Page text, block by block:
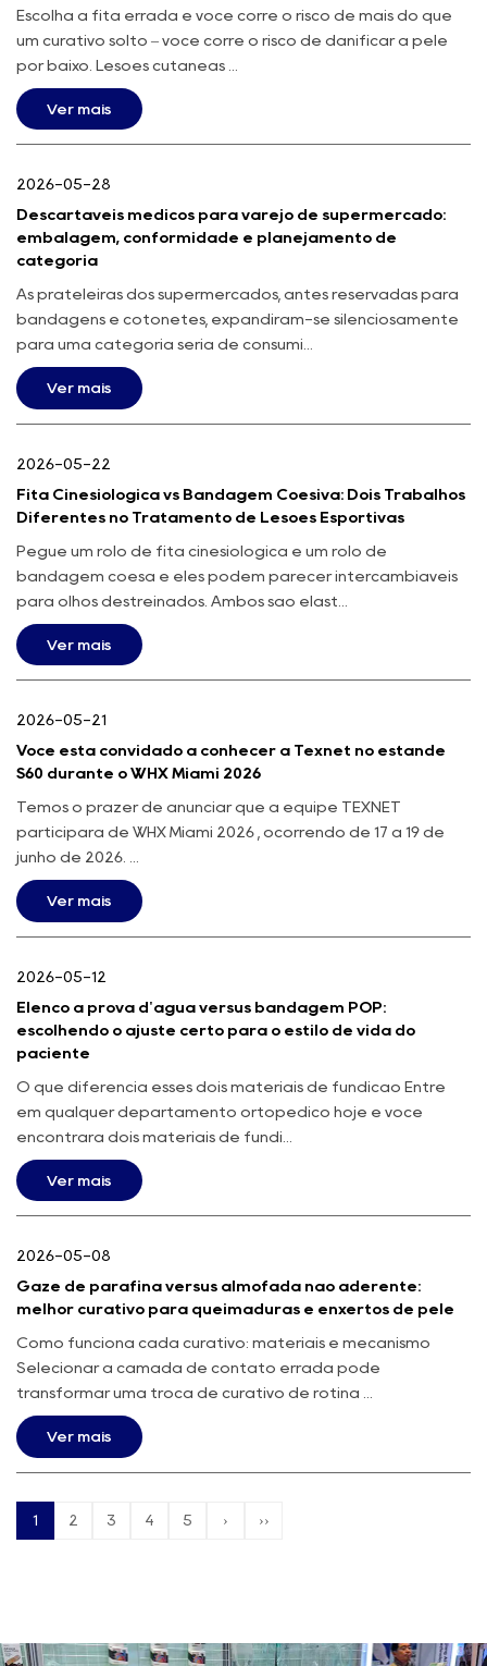
Escolha a fita errada e você corre o risco de mais do que
um curativo solto – você corre o risco de danificar a pele
por baixo. Lesões cutâneas ...
Ver mais
2026-05-28
Descartáveis médicos para varejo de supermercado:
embalagem, conformidade e planejamento de
categoria
As prateleiras dos supermercados, antes reservadas para
bandagens e cotonetes, expandiram-se silenciosamente
para uma categoria séria de consumí...
Ver mais
2026-05-22
Fita Cinesiológica vs Bandagem Coesiva: Dois Trabalhos
Diferentes no Tratamento de Lesões Esportivas
Pegue um rolo de fita cinesiológica e um rolo de
bandagem coesa e eles podem parecer intercambiáveis ​​
para olhos destreinados. Ambos são elást...
Ver mais
2026-05-21
Você está convidado a conhecer a Texnet no estande
S60 durante o WHX Miami 2026
Temos o prazer de anunciar que a equipe TEXNET
participará de WHX Miami 2026 , ocorrendo de 17 a 19 de
junho de 2026. ...
Ver mais
2026-05-12
Elenco à prova d'água versus bandagem POP:
escolhendo o ajuste certo para o estilo de vida do
paciente
O que diferencia esses dois materiais de fundição Entre
em qualquer departamento ortopédico hoje e você
encontrará dois materiais de fundi...
Ver mais
2026-05-08
Gaze de parafina versus almofada não aderente:
melhor curativo para queimaduras e enxertos de pele
Como funciona cada curativo: materiais e mecanismo
Selecionar a camada de contato errada pode
transformar uma troca de curativo de rotina ...
Ver mais
1 2 3 4 5 › ››